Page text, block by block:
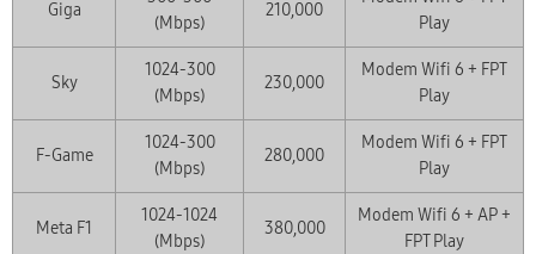
Giga
(Mbps)
210,000
Play
Sky
1024-300
(Mbps)
230,000
Modem Wifi 6 + FPT
Play
F-Game
1024-300
(Mbps)
280,000
Modem Wifi 6 + FPT
Play
Meta F1
1024-1024
(Mbps)
380,000
Modem Wifi 6 + AP +
FPT Play